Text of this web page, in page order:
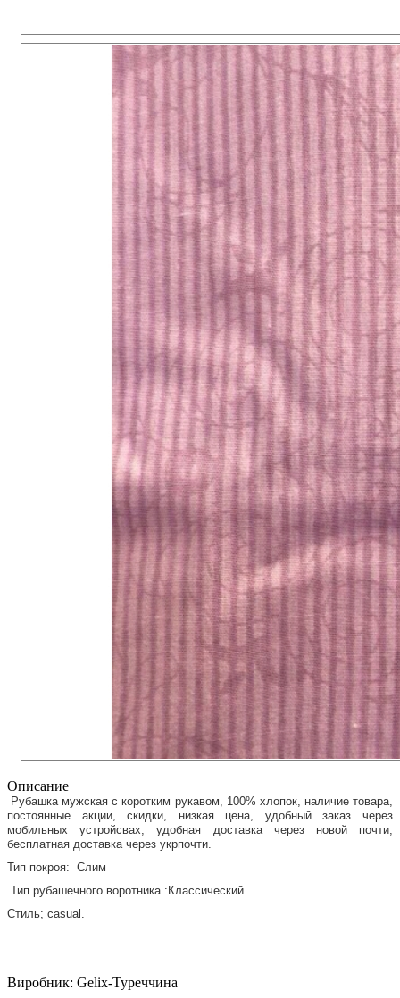
Описание
Рубашка мужская с коротким рукавом, 100% хлопок, наличие товара,
постоянные акции, скидки, низкая цена, удобный заказ через
мобильных устройсвах, удобная доставка через новой почти,
бесплатная доставка через укрпочти.
Тип покроя: Слим
Тип рубашечного воротника :Классический
Стиль; casual.
Виробник: Gelix-Туреччина